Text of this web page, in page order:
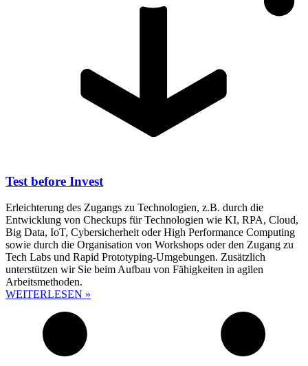
Test before Invest
Erleichterung des Zugangs zu Technologien, z.B. durch die
Entwicklung von Checkups für Technologien wie KI, RPA, Cloud,
Big Data, IoT, Cybersicherheit oder High Performance Computing
sowie durch die Organisation von Workshops oder den Zugang zu
Tech Labs und Rapid Prototyping-Umgebungen. Zusätzlich
unterstützen wir Sie beim Aufbau von Fähigkeiten in agilen
Arbeitsmethoden.
WEITERLESEN »